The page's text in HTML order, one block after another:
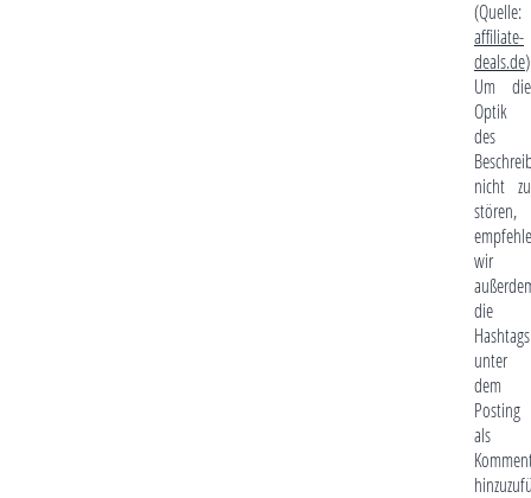
(Quelle:
affiliate-
deals.de)
Um die
Optik
des
nicht zu
stören,
wir
die
Hashtags
unter
dem
Posting
als